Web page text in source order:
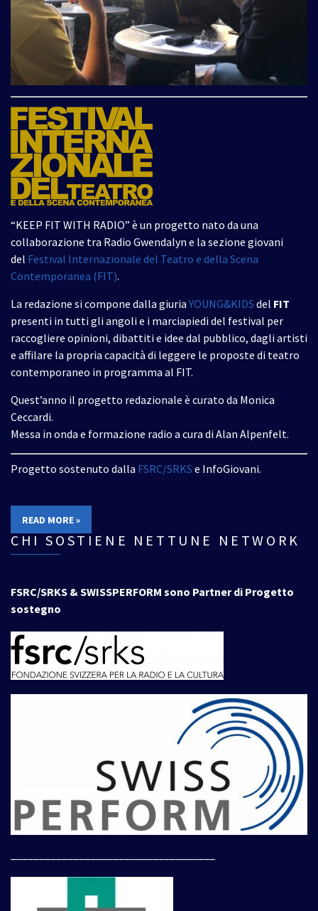
“KEEP FIT WITH RADIO” è un progetto nato da una
collaborazione tra Radio Gwendalyn e la sezione giovani
del Festival Internazionale del Teatro e della Scena
Contemporanea (FIT).
La redazione si compone dalla giuriaYOUNG&KIDS del FIT
presenti in tutti gli angoli e i marciapiedi del festival per
raccogliere opinioni, dibattiti e idee dal pubblico, dagli artisti
e affilare la propria capacità di leggere le proposte di teatro
contemporaneo in programma al FIT.
Quest’anno il progetto redazionale è curato da Monica
Ceccardi.
Messa in onda e formazione radio a cura di Alan Alpenfelt.
Progetto sostenuto dalla FSRC/SRKS e InfoGiovani.
READ MORE »
CHI SOSTIENE NETTUNE NETWORK
FSRC/SRKS & SWISSPERFORM sono Partner di Progetto
sostegno